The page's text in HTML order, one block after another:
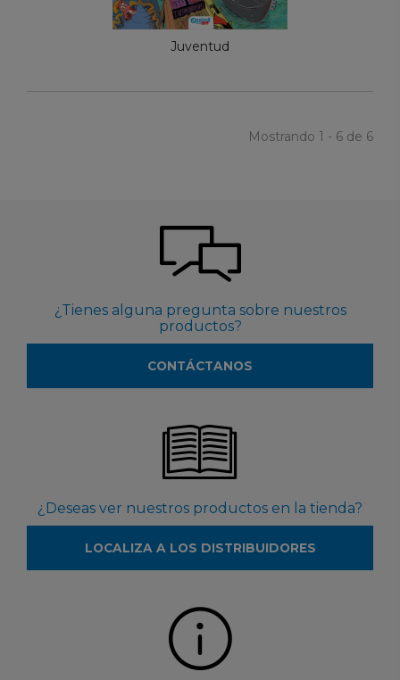
Juventud
Mostrando 1 - 6 de 6
¿Tienes alguna pregunta sobre nuestros
productos?
CONTÁCTANOS
¿Deseas ver nuestros productos en la tienda?
LOCALIZA A LOS DISTRIBUIDORES